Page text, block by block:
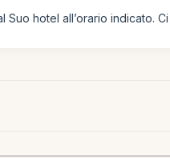
Suo hotel all’orario indicato.